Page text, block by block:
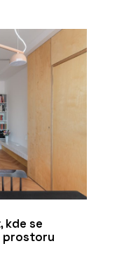
kde se
prostoru